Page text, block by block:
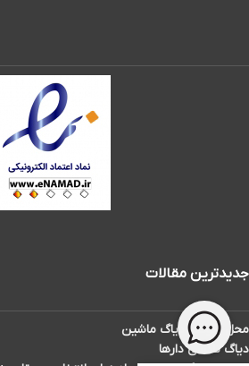
جدیدترین مقالات
محل سوکت دیاگ ماشین
دیاگ تاکسی دارها